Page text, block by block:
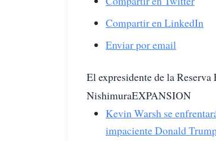
Compartir en LinkedIn
Enviar por email
El expresidente de la
NishimuraEXPANSION
Kevin Warsh se
impaciente Donald